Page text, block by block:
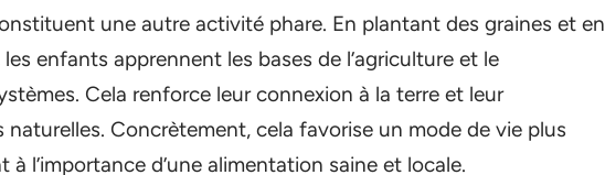
une autre activité phare. En plantant des graines et en
enfants apprennent les bases de l’agriculture et le
Cela renforce leur connexion à la terre et leur
Concrètement, cela favorise un mode de vie plus
à l’importance d’une alimentation saine et locale.